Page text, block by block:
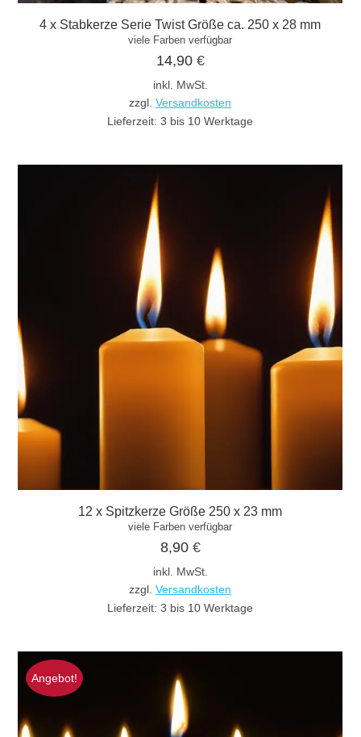
4 x Stabkerze Serie Twist Größe ca. 250 x 28 mm
viele Farben verfügbar
14,90 €
inkl. MwSt.
zzgl. Versandkosten
Lieferzeit: 3 bis 10 Werktage
12 x Spitzkerze Größe 250 x 23 mm
viele Farben verfügbar
8,90 €
inkl. MwSt.
zzgl. Versandkosten
Lieferzeit: 3 bis 10 Werktage
Angebot!